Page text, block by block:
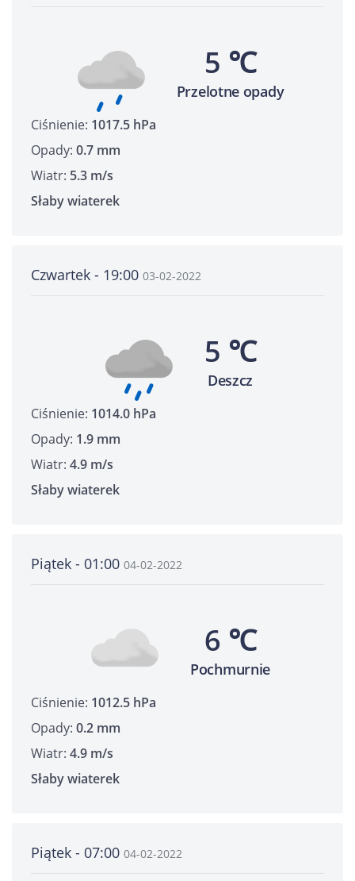
5 ℃
Przelotne opady
Ciśnienie: 1017.5 hPa
Opady: 0.7 mm
Wiatr: 5.3 m/s
Słaby wiaterek
Czwartek - 19:00 03-02-2022
5 ℃
Deszcz
Ciśnienie: 1014.0 hPa
Opady: 1.9 mm
Wiatr: 4.9 m/s
Słaby wiaterek
Piątek - 01:00 04-02-2022
6 ℃
Pochmurnie
Ciśnienie: 1012.5 hPa
Opady: 0.2 mm
Wiatr: 4.9 m/s
Słaby wiaterek
Piątek - 07:00 04-02-2022